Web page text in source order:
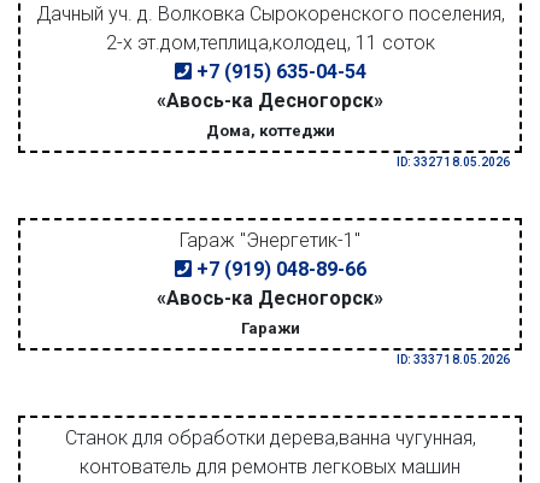
Дачный уч. д. Волковка Сырокоренского поселения,
2-х эт.дом,теплица,колодец, 11 соток
+7 (915) 635-04-54
«Авось-ка Десногорск»
Дома, коттеджи
ID: 3327 18.05.2026
Гараж "Энергетик-1"
+7 (919) 048-89-66
«Авось-ка Десногорск»
Гаражи
ID: 3337 18.05.2026
Станок для обработки дерева,ванна чугунная,
контователь для ремонтв легковых машин